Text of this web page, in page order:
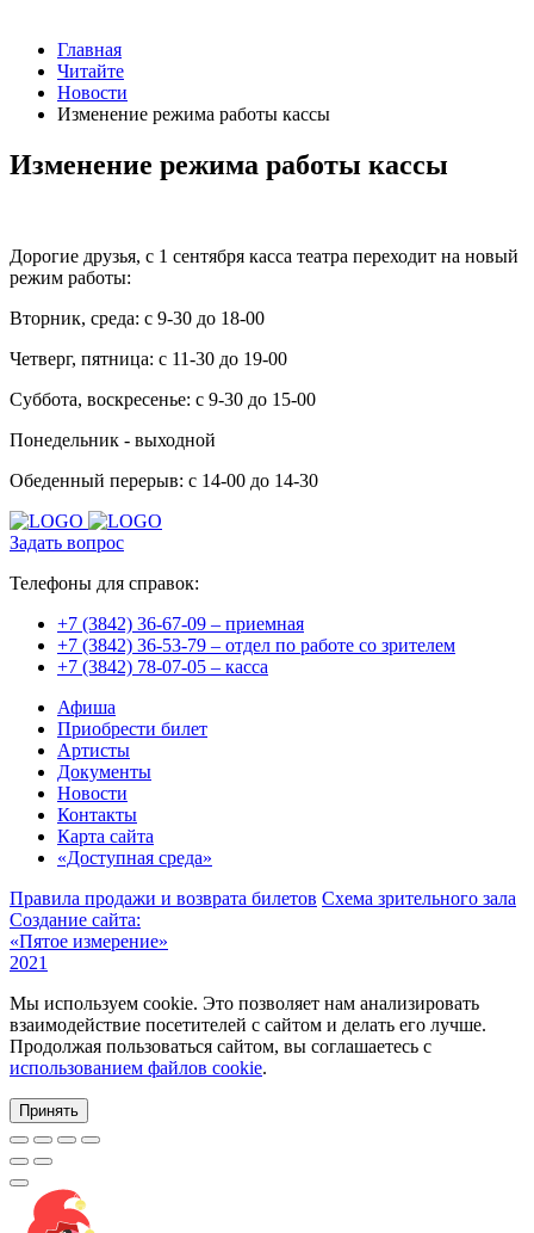
Главная
Читайте
Новости
Изменение режима работы кассы
Изменение режима работы кассы
Дорогие друзья, с 1 сентября касса театра переходит на новый
режим работы:
Вторник, среда: с 9-30 до 18-00
Четверг, пятница: с 11-30 до 19-00
Суббота, воскресенье: с 9-30 до 15-00
Понедельник - выходной
Обеденный перерыв: с 14-00 до 14-30
Задать вопрос
Телефоны для справок:
+7 (3842) 36-67-09 – приемная
+7 (3842) 36-53-79 – отдел по работе со зрителем
+7 (3842) 78-07-05 – касса
Афиша
Приобрести билет
Артисты
Документы
Новости
Контакты
Карта сайта
«Доступная среда»
Правила продажи и возврата билетов Схема зрительного зала
Создание сайта:
«Пятое измерение»
2021
Мы используем cookie. Это позволяет нам анализировать
взаимодействие посетителей с сайтом и делать его лучше.
Продолжая пользоваться сайтом, вы соглашаетесь с
использованием файлов cookie.
Принять